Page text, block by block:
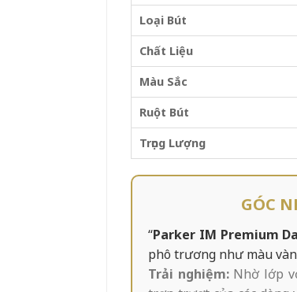
Loại Bút
Chất Liệu
Màu Sắc
Ruột Bút
Trọng Lượng
GÓC
“Parker IM Premium
phô trương như màu
Trải nghiệm:Nhờ lớp